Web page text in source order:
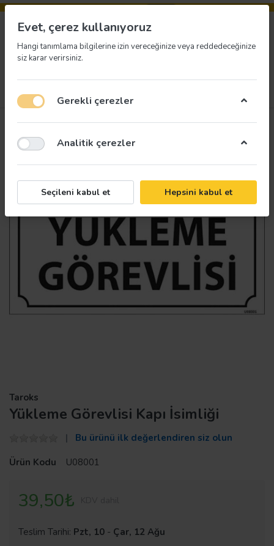
Taroks
Yükleme Görevlisi Kapı İsimliği
Bu ürünü ilk değerlendiren siz olun
Ürün Kodu
U08001
39,50₺
Teslim Tarihi: Pzt, 10 - Çar, 12 Ağu
Evet, çerez kullanıyoruz
Hangi tanımlama bilgilerine izin vereceğinize veya reddedeceğinize
siz karar verirsiniz.
Gerekli çerezler
Analitik çerezler
Seçileni kabul et Hepsini kabul et